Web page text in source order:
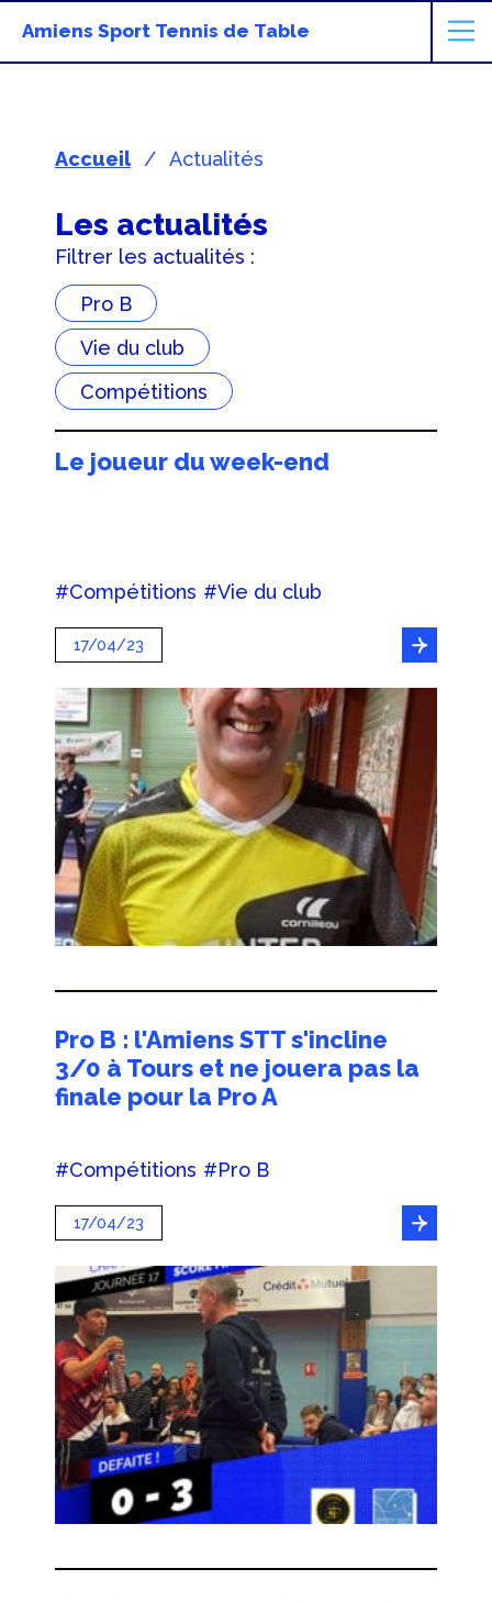
Amiens Sport Tennis de Table
Accueil Actualités
Les actualités
Filtrer les actualités :
Pro B
Vie du club
Compétitions
Le joueur du week-end
#Compétitions #Vie du club
17/04/23
Pro B : l'Amiens STT s'incline
3/0 à Tours et ne jouera pas la
finale pour la Pro A
#Compétitions #Pro B
17/04/23